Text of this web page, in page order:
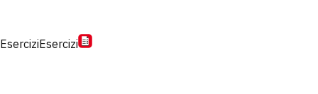
EserciziEsercizi